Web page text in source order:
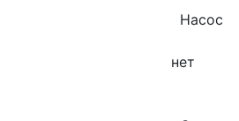
        Насос
      нет